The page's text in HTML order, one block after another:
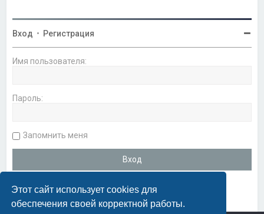
Этот сайт использует cookies для
обеспечения своей корректной работы.
у
Вход • Регистрация
Имя пользователя:
Пароль:
Запомнить меня